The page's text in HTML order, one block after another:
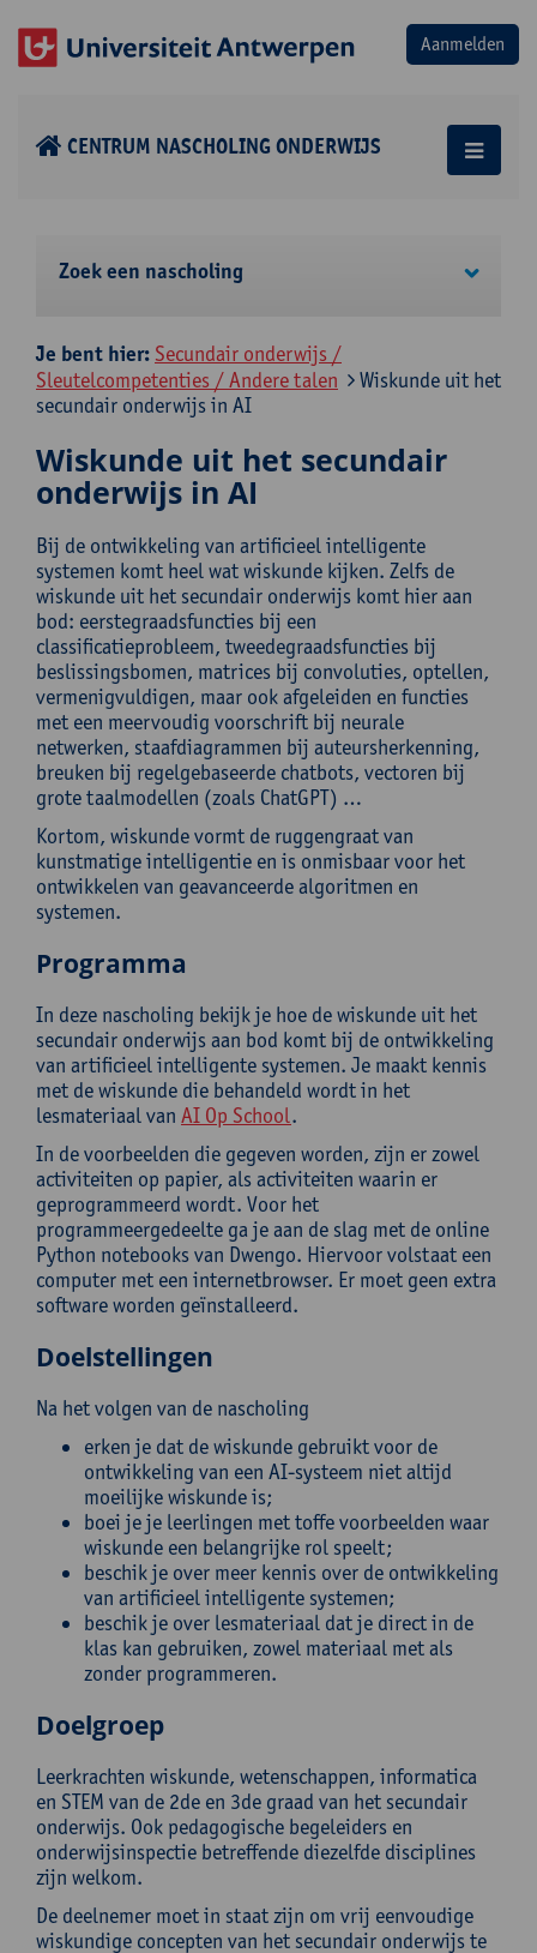
CENTRUM NASCHOLING ONDERWIJS
Zoek een nascholing
Je bent hier: Secundair onderwijs /
Sleutelcompetenties / Andere talen
Wiskunde uit het
secundair onderwijs in AI
Wiskunde uit het secundair
onderwijs in AI
Bij de ontwikkeling van artificieel intelligente
systemen komt heel wat wiskunde kijken. Zelfs de
wiskunde uit het secundair onderwijs komt hier aan
bod: eerstegraadsfuncties bij een
classificatieprobleem, tweedegraadsfuncties bij
beslissingsbomen, matrices bij convoluties, optellen,
vermenigvuldigen, maar ook afgeleiden en functies
met een meervoudig voorschrift bij neurale
netwerken, staafdiagrammen bij auteursherkenning,
breuken bij regelgebaseerde chatbots, vectoren bij
grote taalmodellen (zoals ChatGPT) …
Kortom, wiskunde vormt de ruggengraat van
kunstmatige intelligentie en is onmisbaar voor het
ontwikkelen van geavanceerde algoritmen en
systemen.
Programma
In deze nascholing bekijk je hoe de wiskunde uit het
secundair onderwijs aan bod komt bij de ontwikkeling
van artificieel intelligente systemen. Je maakt kennis
met de wiskunde die behandeld wordt in het
lesmateriaal van AI Op School.
In de voorbeelden die gegeven worden, zijn er zowel
activiteiten op papier, als activiteiten waarin er
geprogrammeerd wordt. Voor het
programmeergedeelte ga je aan de slag met de online
Python notebooks van Dwengo. Hiervoor volstaat een
computer met een internetbrowser. Er moet geen extra
software worden geïnstalleerd.
Doelstellingen
Na het volgen van de nascholing
erken je dat de wiskunde gebruikt voor de
ontwikkeling van een AI-systeem niet altijd
moeilijke wiskunde is;
boei je je leerlingen met toffe voorbeelden waar
wiskunde een belangrijke rol speelt;
beschik je over meer kennis over de ontwikkeling
van artificieel intelligente systemen;
beschik je over lesmateriaal dat je direct in de
klas kan gebruiken, zowel materiaal met als
zonder programmeren.
Doelgroep
Leerkrachten wiskunde, wetenschappen, informatica
en STEM van de 2de en 3de graad van het secundair
onderwijs. Ook pedagogische begeleiders en
onderwijsinspectie betreffende diezelfde disciplines
zijn welkom.
De deelnemer moet in staat zijn om vrij eenvoudige
wiskundige concepten van het secundair onderwijs te